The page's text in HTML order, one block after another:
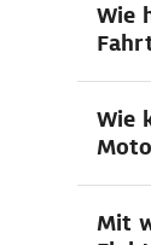
Wie
Wie
Mit